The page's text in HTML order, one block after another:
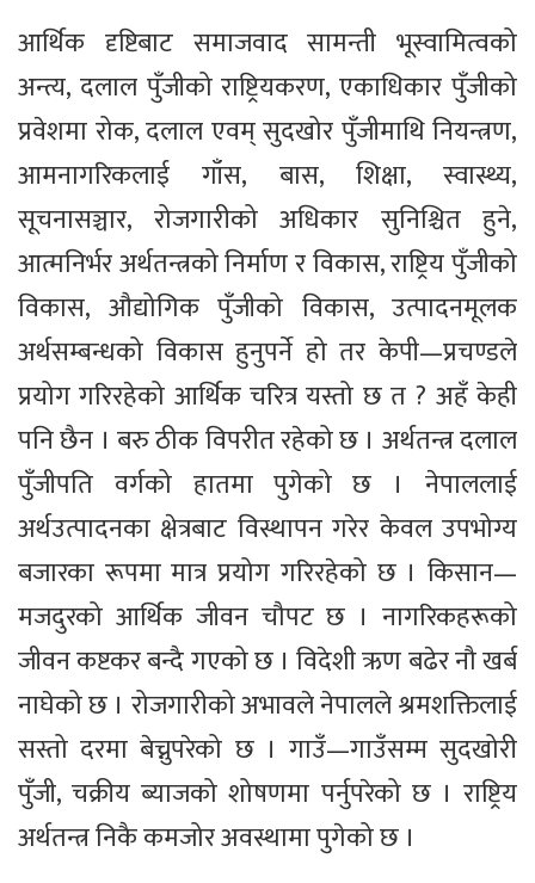
आर्थिक दृष्टिबाट समाजवाद सामन्ती भूस्वामित्वको
अन्त्य, दलाल पुँजीको राष्ट्रियकरण, एकाधिकार पुँजीको
प्रवेशमा रोक, दलाल एवम् सुदखोर पुँजीमाथि नियन्त्रण,
आमनागरिकलाई गाँस, बास, शिक्षा, स्वास्थ्य,
सूचनासञ्चार, रोजगारीको अधिकार सुनिश्चित हुने,
आत्मनिर्भर अर्थतन्त्रको निर्माण र विकास, राष्ट्रिय पुँजीको
विकास, औद्योगिक पुँजीको विकास, उत्पादनमूलक
अर्थसम्बन्धको विकास हुनुपर्ने हो तर केपी—प्रचण्डले
प्रयोग गरिरहेको आर्थिक चरित्र यस्तो छ त ? अहँ केही
पनि छैन । बरु ठीक विपरीत रहेको छ । अर्थतन्त्र दलाल
पुँजीपति वर्गको हातमा पुगेको छ । नेपाललाई
अर्थउत्पादनका क्षेत्रबाट विस्थापन गरेर केवल उपभोग्य
बजारका रूपमा मात्र प्रयोग गरिरहेको छ । किसान—
मजदुरको आर्थिक जीवन चौपट छ । नागरिकहरूको
जीवन कष्टकर बन्दै गएको छ । विदेशी ऋण बढेर नौ खर्ब
नाघेको छ । रोजगारीको अभावले नेपालले श्रमशक्तिलाई
सस्तो दरमा बेच्नुपरेको छ । गाउँ—गाउँसम्म सुदखोरी
पुँजी, चक्रीय ब्याजको शोषणमा पर्नुपरेको छ । राष्ट्रिय
अर्थतन्त्र निकै कमजोर अवस्थामा पुगेको छ ।